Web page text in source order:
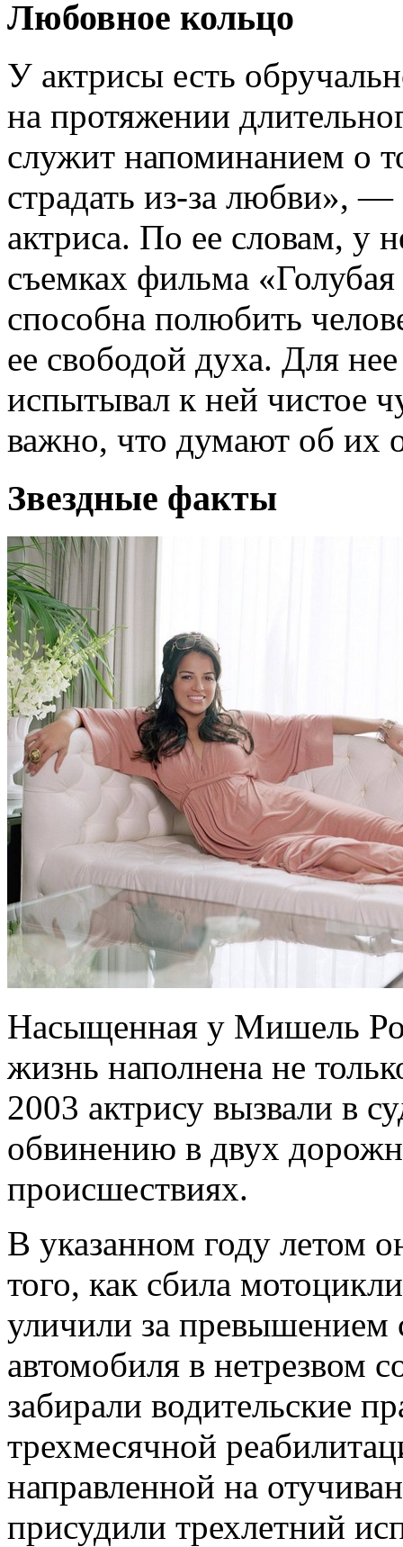
Любовное кольцо
У актрисы есть
на протяжении
служит напоминанием о
страдать из-за любви»,
актриса. По ее словам, у
съемках фильма
способна полюбить
ее свободой духа. Для
испытывал к ней чистое
важно, что думают об их
Звездные факты
Насыщенная у Мишель
жизнь наполнена не
2003 актрису вызвали в
обвинению в двух
происшествиях.
В указанном году летом
того, как сбила
уличили за превышением
автомобиля в нетрезвом
забирали водительские
трехмесячной
направленной на
присудили трехлетний